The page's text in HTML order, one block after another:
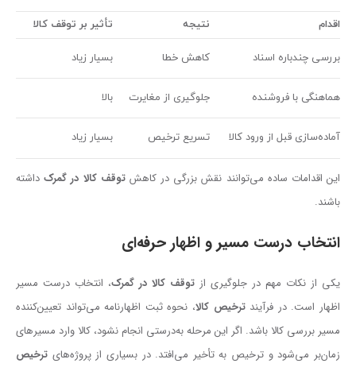
اقدام نتیجه تأثیر بر توقف کالا
بررسی چندباره اسناد کاهش خطا بسیار زیاد
هماهنگی با فروشنده جلوگیری از مغایرت بالا
آماده‌سازی قبل از ورود کالا تسریع ترخیص بسیار زیاد
این اقدامات ساده می‌توانند نقش بزرگی در کاهشتوقف کالا در گمرکداشته
باشند.
انتخاب درست مسیر و اظهار حرفه‌ای
یکی از نکات مهم در جلوگیری از توقف کالا در گمرک، انتخاب درست مسیر
اظهار است. در فرآیندترخیص کالا، نحوه ثبت اظهارنامه می‌تواند تعیین‌کننده
مسیر بررسی کالا باشد. اگر این مرحله به‌درستی انجام نشود، کالا وارد مسیرهای
زمان‌بر می‌شود و ترخیص به تأخیر می‌افتد. در بسیاری از پروژه‌های ترخیص